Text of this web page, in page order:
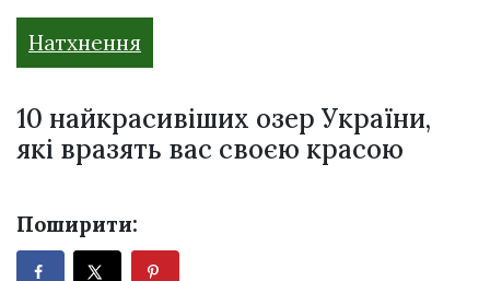
Натхнення
10 найкрасивіших озер України,
які вразять вас своєю красою
Поширити: